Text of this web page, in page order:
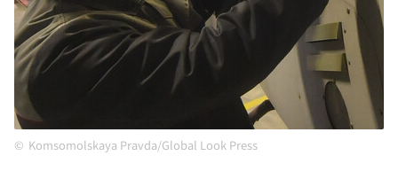
Komsomolskaya Pravda/Global Look Press